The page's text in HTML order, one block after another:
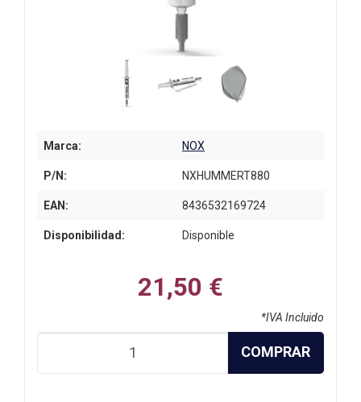
Marca: NOX
P/N: NXHUMMERT880
EAN: 8436532169724
Disponibilidad: Disponible
21,50 €
*IVA Incluido
COMPRAR